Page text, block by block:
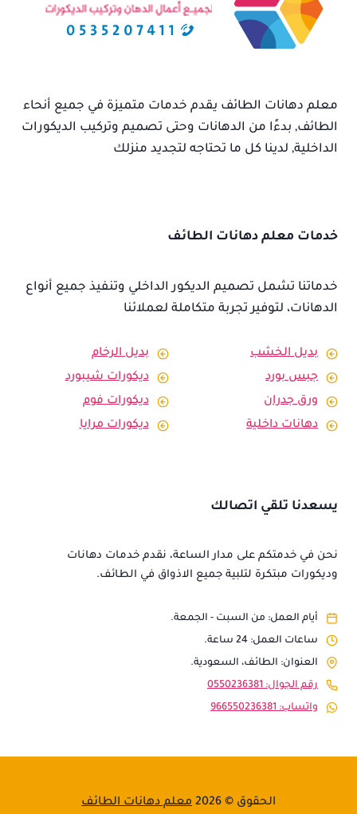
معلم دهانات الطائف يقدم خدمات متميزة في جميع أنحاء
الطائف, بدءًا من الدهانات وحتى تصميم وتركيب الديكورات
الداخلية, لدينا كل ما تحتاجه لتجديد منزلك
خدمات معلم دهانات الطائف
خدماتنا تشمل تصميم الديكور الداخلي وتنفيذ جميع أنواع
الدهانات، لتوفير تجربة متكاملة لعملائنا
بديل الخشب
بديل الرخام
جبس بورد
ديكورات شيبورد
ورق جدران
ديكورات فوم
دهانات داخلية
ديكورات مرايا
يسعدنا تلقي اتصالك
نحن في خدمتكم على مدار الساعة، نقدم خدمات دهانات
وديكورات مبتكرة لتلبية جميع الاذواق في الطائف.
أيام العمل: من السبت - الجمعة.
ساعات العمل: 24 ساعة.
العنوان: الطائف، السعودية.
رقم الجوال: 0550236381
واتساب: 966550236381
الحقوق © 2026 معلم دهانات الطائف